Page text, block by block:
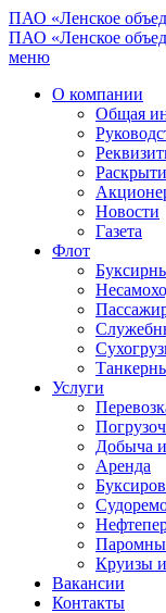
ПАО «Ленское
ПАО «Ленское
меню
О компании
Общая
Новости
Газета
Флот
Услуги
Добыча
Аренда
Круизы
Вакансии
Контакты